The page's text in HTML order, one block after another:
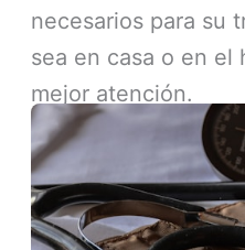
necesarios para su
sea en casa o en el
mejor atención.